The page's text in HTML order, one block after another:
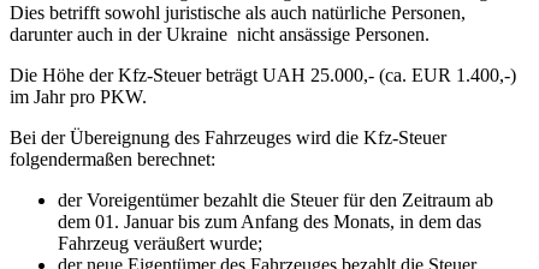
Dies betrifft sowohl juristische als auch natürliche Personen,
darunter auch in der Ukraine nicht ansässige Personen.
Die Höhe der Kfz-Steuer beträgt UAH 25.000,- (ca. EUR 1.400,-)
im Jahr pro PKW.
Bei der Übereignung des Fahrzeuges wird die Kfz-Steuer
folgendermaßen berechnet:
der Voreigentümer bezahlt die Steuer für den Zeitraum ab
dem 01. Januar bis zum Anfang des Monats, in dem das
Fahrzeug veräußert wurde;
der neue Eigentümer des Fahrzeuges bezahlt die Steuer